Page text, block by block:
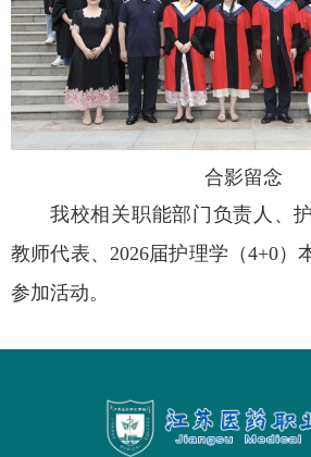
合影留念
我校相关职能部门负责人、
教师代表、2026届护理学（4+0）
参加活动。